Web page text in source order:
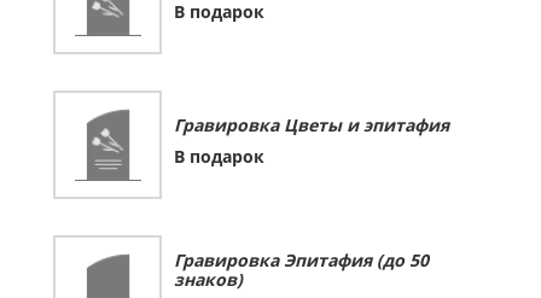
В подарок
Гравировка Цветы и эпитафия
В подарок
Гравировка Эпитафия (до 50
знаков)